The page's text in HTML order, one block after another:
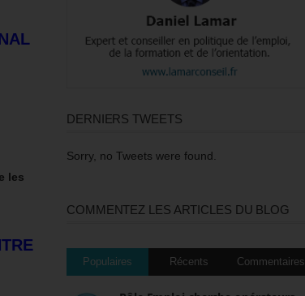
les
DERNIERS TWEETS
Sorry, no Tweets were found.
COMMENTEZ LES ARTICLES DU BLOG
Populaires Récents Commentaires